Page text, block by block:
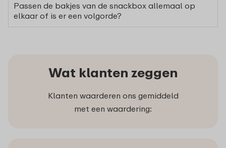
Passen de bakjes van de snackbox allemaal op
elkaar of is er een volgorde?
Wat klanten zeggen
Klanten waarderen ons gemiddeld
met een waardering: